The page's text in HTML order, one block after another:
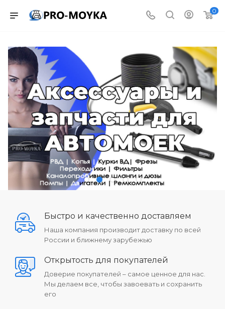
0
Быстро и качественно доставляем
Наша компания производит доставку по всей
России и ближнему зарубежью
Открытость для покупателей
Доверие покупателей – самое ценное для нас.
Мы делаем все, чтобы завоевать и сохранить
его